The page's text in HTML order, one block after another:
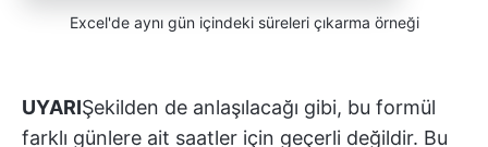
Excel'de aynı gün içindeki süreleri çıkarma örneği
UYARIŞekilden de anlaşılacağı gibi, bu formül
farklı günlere ait saatler için geçerli değildir. Bu